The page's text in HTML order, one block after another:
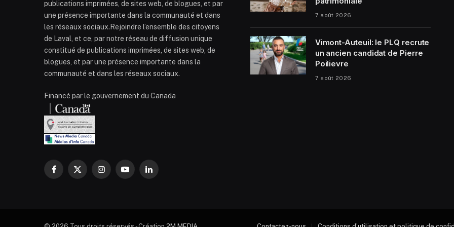
publications imprimées, de sites web, de blogues, et par
une présence importante dans la communauté et dans
les réseaux sociaux.Rejoindre l’ensemble des citoyens
de Laval, et ce, par notre réseau de diffusion unique
constitué de publications imprimées, de sites web, de
blogues, et par une présence importante dans la
communauté et dans les réseaux sociaux.
Financé par le gouvernement du Canada
Facebook
X
InstagramYouTubeLinkedIn
7 août 2026
Vimont-Auteuil: le PLQ recrute
un ancien candidat de Pierre
Poilievre
7 août 2026